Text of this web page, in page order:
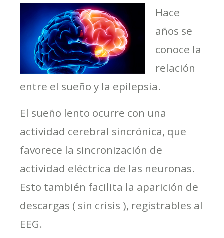
Hace
años se
conoce la
relación
entre el sueño y la epilepsia.
El sueño lento ocurre con una
actividad cerebral sincrónica, que
favorece la sincronización de
actividad eléctrica de las neuronas.
Esto también facilita la aparición de
descargas ( sin crisis ), registrables al
EEG.